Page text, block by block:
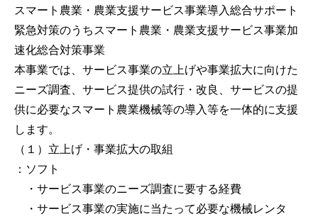
スマート農業・農業支援サービス事業導入総合サポート
緊急対策のうちスマート農業・農業支援サービス事業加
速化総合対策事業
本事業では、サービス事業の立上げや事業拡大に向けた
ニーズ調査、サービス提供の試行・改良、サービスの提
供に必要なスマート農業機械等の導入等を一体的に支援
します。
（１）立上げ・事業拡大の取組
：ソフト
・サービス事業のニーズ調査に要する経費
・サービス事業の実施に当たって必要な機械レンタ